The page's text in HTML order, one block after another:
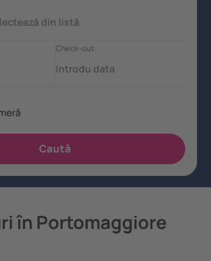
în Portomaggiore